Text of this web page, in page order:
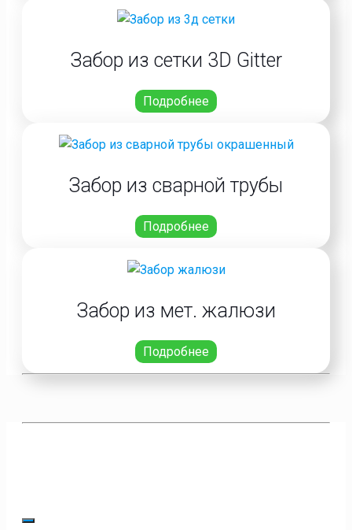
Забор из сетки 3D Gitter
Подробнее
Забор из сварной трубы
Подробнее
Забор из мет. жалюзи
Подробнее